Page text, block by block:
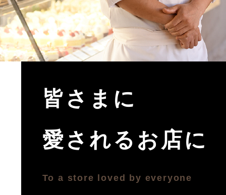
皆さまに
愛されるお店に
To a store loved by everyone